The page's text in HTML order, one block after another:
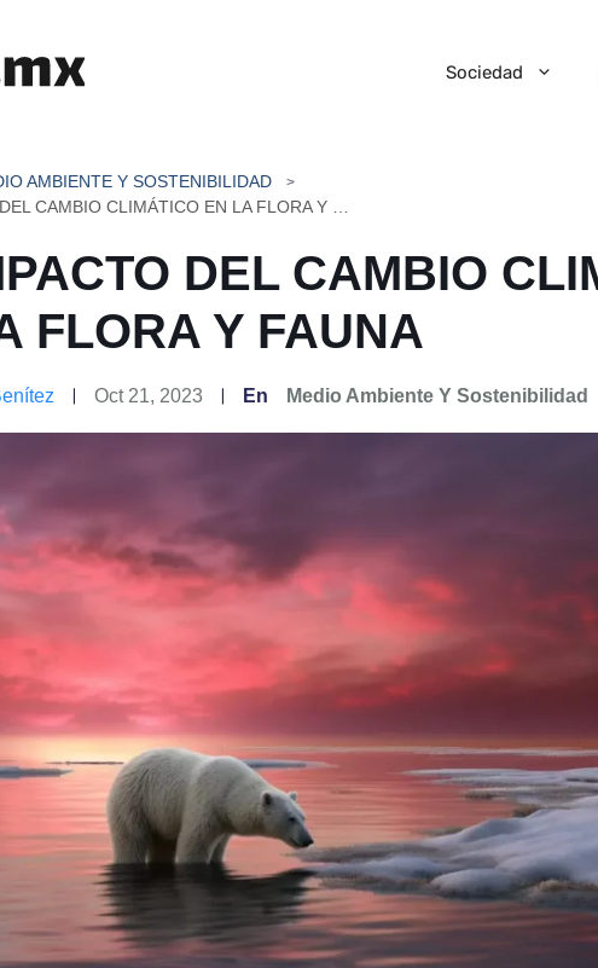
Sociedad
AMBIENTE Y SOSTENIBILIDAD
DEL CAMBIO
FLORA Y FAUNA
Oct 21, 2023 En Medio Ambiente Y Sostenibilidad